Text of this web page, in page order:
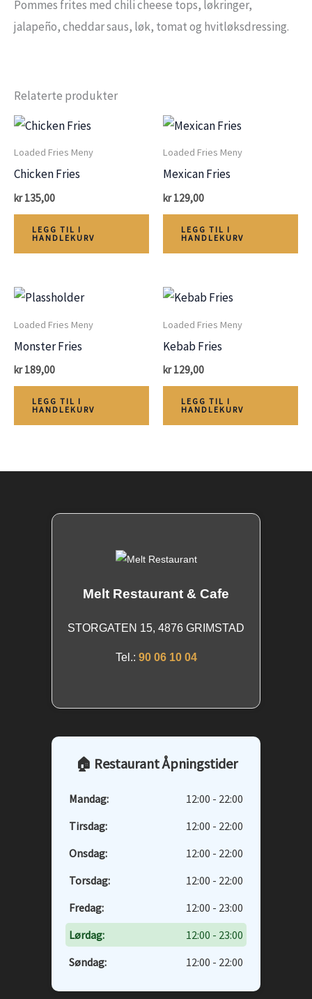
Pommes frites med chili cheese tops, løkringer,
jalapeño, cheddar saus, løk, tomat og hvitløksdressing.
Relaterte produkter
Loaded Fries Meny
Chicken Fries
kr135,00
LEGG TIL I
HANDLEKURV
Loaded Fries Meny
Mexican Fries
kr129,00
LEGG TIL I
HANDLEKURV
Loaded Fries Meny
Monster Fries
kr189,00
LEGG TIL I
HANDLEKURV
Loaded Fries Meny
Kebab Fries
kr129,00
LEGG TIL I
HANDLEKURV
Melt Restaurant & Cafe
STORGATEN 15, 4876 GRIMSTAD
Tel.: 90 06 10 04
🏠 Restaurant Åpningstider
Mandag:
12:00 - 22:00
Tirsdag:
12:00 - 22:00
Onsdag:
12:00 - 22:00
Torsdag:
12:00 - 22:00
Fredag:
12:00 - 23:00
Lørdag:
12:00 - 23:00
Søndag:
12:00 - 22:00